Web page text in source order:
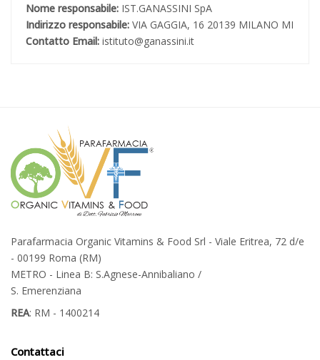
Nome responsabile: IST.GANASSINI SpA
Indirizzo responsabile: VIA GAGGIA, 16 20139 MILANO MI
Contatto Email: istituto@ganassini.it
Parafarmacia Organic Vitamins & Food Srl - Viale Eritrea, 72 d/e
- 00199 Roma (RM)
METRO - Linea B: S.Agnese-Annibaliano /
S. Emerenziana
REA: RM - 1400214
Contattaci